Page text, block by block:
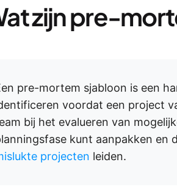
zijn pre-
pre-mortem sjabloon is een
voordat een project
bij het evalueren van
kunt aanpakken en
projecten leiden.